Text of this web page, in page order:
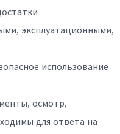
эксплуатационными,
использование
осмотр,
для ответа на